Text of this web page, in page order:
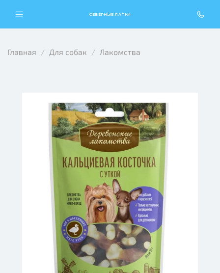
СЕВЕРНЫЕ ЛАПКИ
Главная Для собак Лакомства